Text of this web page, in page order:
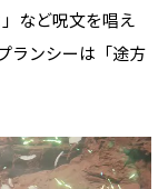
など呪文を唱え
ランシーは「途方